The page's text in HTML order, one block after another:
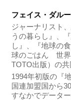
フェイス・ダル
ジャーナリスト
うの暮らし』、
し』、『地球の
球のごはん 世界
TOTO出版）の共
1994年初版の『
国連加盟国から
すなかでデータ